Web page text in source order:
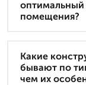
оптимальный
помещения?
Какие
бывают по
чем их